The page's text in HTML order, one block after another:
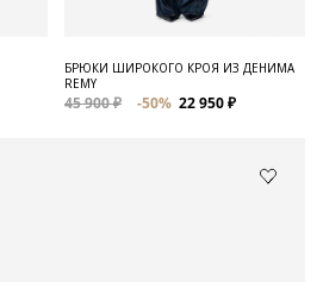
БРЮКИ ШИРОКОГО КРОЯ ИЗ ДЕНИМА
REMY
45 900 ₽ -50% 22 950 ₽